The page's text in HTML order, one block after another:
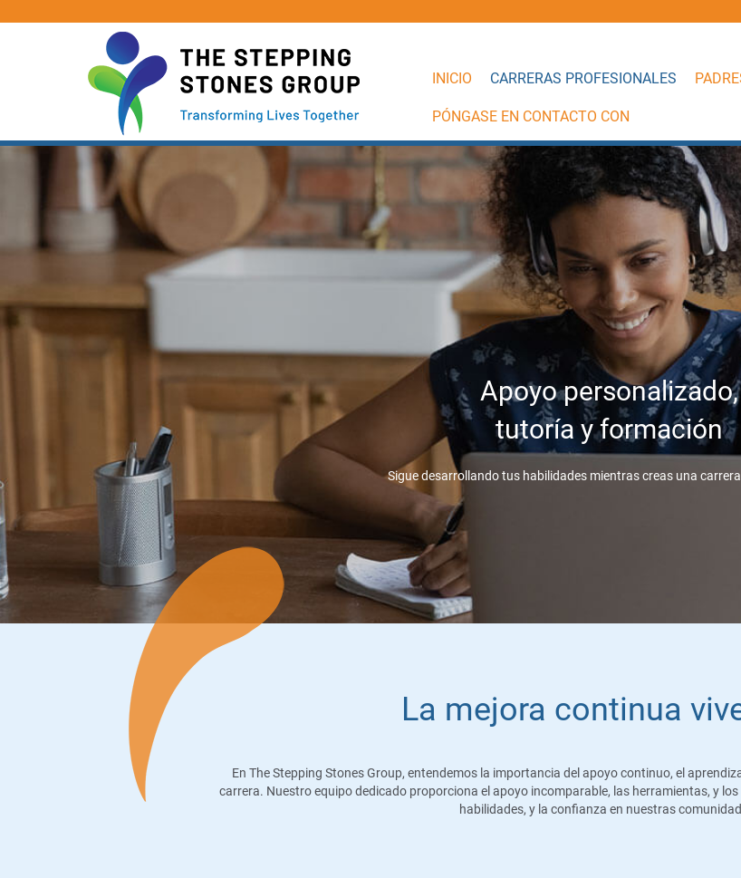
INICIO CARRERAS PROFESIONALES
PÓNGASE EN CONTACTO CON
Apoyo personalizado,
tutoría y formación
Sigue desarrollando tus habilidades mientras creas una
La mejora continua
En The Stepping Stones Group, entendemos la importancia del apoyo continuo, el
carrera. Nuestro equipo dedicado proporciona el apoyo incomparable, las herramientas, y
habilidades, y la confianza en nuestras